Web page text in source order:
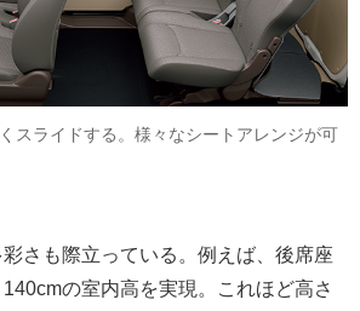
スライドする。様々なシートアレンジが可
さも際立っている。例えば、後席座
の室内高を実現。これほど高さ